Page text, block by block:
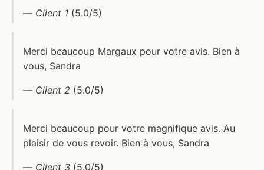
— Client 1 (5.0/5)
Merci beaucoup Margaux pour votre avis. Bien à
vous, Sandra
— Client 2 (5.0/5)
Merci beaucoup pour votre magnifique avis. Au
plaisir de vous revoir. Bien à vous, Sandra
— Client 3 (5.0/5)